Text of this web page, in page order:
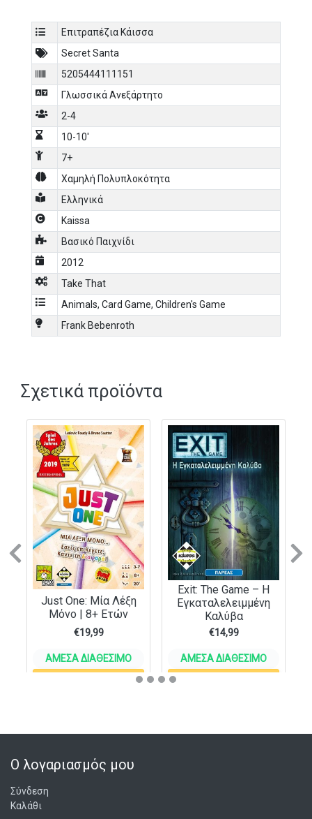
Επιτραπέζια Κάισσα
Secret Santa
5205444111151
Γλωσσικά Ανεξάρτητο
2-4
10-10'
7+
Χαμηλή Πολυπλοκότητα
Ελληνικά
Kaissa
Βασικό Παιχνίδι
2012
Take That
Animals, Card Game, Children's Game
Frank Bebenroth
Σχετικά προϊόντα
Just One: Μία Λέξη
Μόνο | 8+ Ετών
€19,99
ΆΜΕΣΑ ΔΙΑΘΈΣΙΜΟ
Exit: The Game – Η
Εγκαταλελειμμένη
Καλύβα
€14,99
ΆΜΕΣΑ ΔΙΑΘΈΣΙΜΟ
Previous
Ο λογαριασμός μου
Σύνδεση
Καλάθι